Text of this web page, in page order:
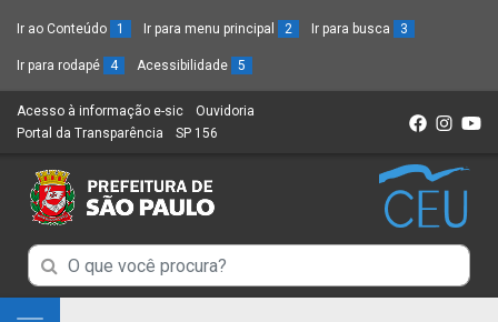
Ir ao Conteúdo 1 Ir para menu principal 2 Ir para busca 3
Ir para rodapé 4 Acessibilidade 5
Acesso à informação e-sic (Link
para
novo
sítio)
Ouvidoria
Portal da Transparência (Link
um
novo
SP 156
Campo
de
Campo
de